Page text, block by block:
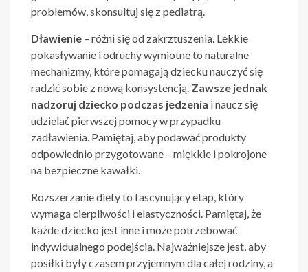
problemów, skonsultuj się z pediatrą.
Dławienie – różni się od zakrztuszenia. Lekkie
pokasływanie i odruchy wymiotne to naturalne
mechanizmy, które pomagają dziecku nauczyć się
radzić sobie z nową konsystencją. Zawsze jednak
nadzoruj dziecko podczas jedzenia i naucz się
udzielać pierwszej pomocy w przypadku
zadławienia. Pamiętaj, aby podawać produkty
odpowiednio przygotowane – miękkie i pokrojone
na bezpieczne kawałki.
Rozszerzanie diety to fascynujący etap, który
wymaga cierpliwości i elastyczności. Pamiętaj, że
każde dziecko jest inne i może potrzebować
indywidualnego podejścia. Najważniejsze jest, aby
posiłki były czasem przyjemnym dla całej rodziny, a